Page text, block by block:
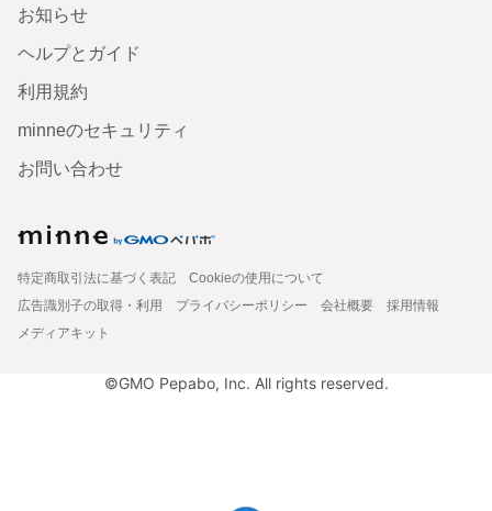
お知らせ
ヘルプとガイド
利用規約
minneのセキュリティ
お問い合わせ
特定商取引法に基づく表記
Cookieの使用について
広告識別子の取得・利用
プライバシーポリシー 会社概要
採用情報
メディアキット
©GMO Pepabo, Inc. All rights reserved.